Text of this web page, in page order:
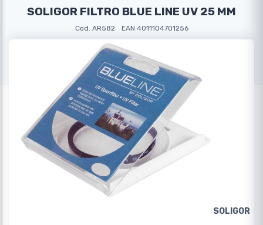
SOLIGOR FILTRO BLUE LINE UV 25 MM
Cod. AR582 EAN 4011104701256
SOLIGOR